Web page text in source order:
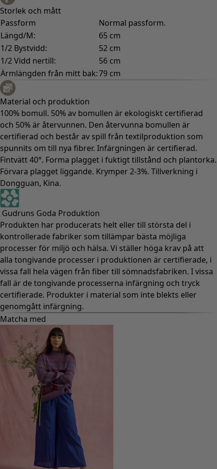
Storlek och mått
Passform
Normal passform.
Längd/M:
65 cm
1/2 Bystvidd:
52 cm
1/2 Vidd nertill:
56 cm
Ärmlängden från mitt bak:79 cm
Material och produktion
100% bomull. 50% av bomullen är ekologiskt certifierad
och 50% är återvunnen. Den återvunna bomullen är
certifierad och består av spill från textilproduktion som
spunnits om till nya fibrer. Infärgningen är certifierad.
Fintvätt 40°. Forma plagget i fuktigt tillstånd och plantorka.
Förvara plagget liggande. Krymper 2-3%. Tillverkning i
Dongguan, Kina.
Gudruns Goda Produktion
Produkten har producerats helt eller till största del i
kontrollerade fabriker som tillämpar bästa möjliga
processer för miljö och hälsa. Vi ställer höga krav på att
alla tongivande processer i produktionen är certifierade, i
vissa fall hela vägen från fiber till sömnadsfabriken. I vissa
fall är de tongivande processerna infärgning och tryck
certifierade. Produkter i material som inte blekts eller
genomgått infärgning.
Matcha med